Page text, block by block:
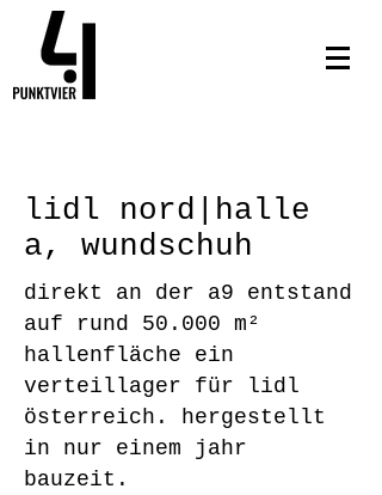
lidl nord|halle
a, wundschuh
direkt an der a9 entstand
auf rund 50.000 m²
hallenfläche ein
verteillager für lidl
österreich. hergestellt
in nur einem jahr
bauzeit.